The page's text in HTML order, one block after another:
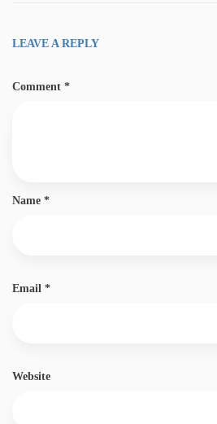
LEAVE A REPLY
Comment *
Name *
Email *
Website